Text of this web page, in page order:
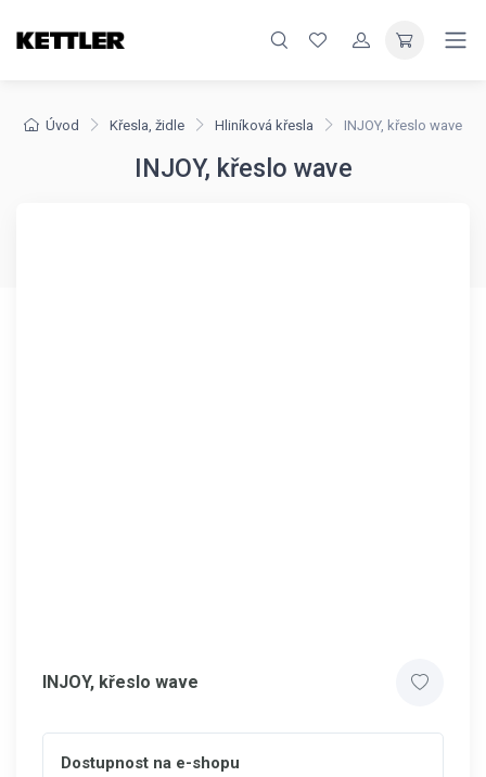
Úvod Křesla, židle Hliníková křesla INJOY, křeslo wave
INJOY, křeslo wave
INJOY, křeslo wave
Dostupnost na e-shopu